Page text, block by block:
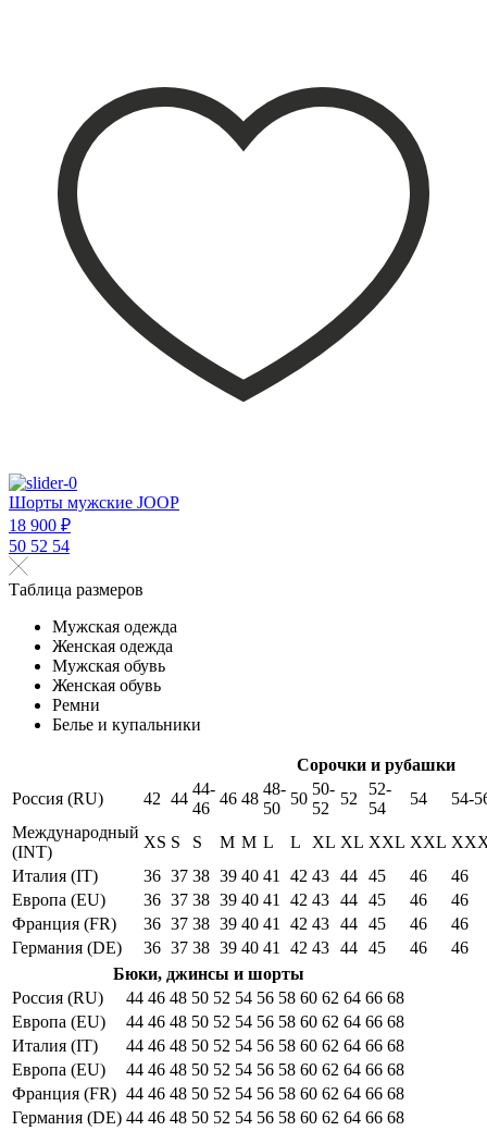
Шорты мужские JOOP
18 900 ₽
50 52 54
Таблица размеров
Мужская одежда
Женская одежда
Мужская обувь
Женская обувь
Ремни
Белье и купальники
Сорочки и рубашки
Россия (RU)
42 44
44-
46
46 48
48-
50
50
50-
52
52
52-
54
54
54-
Международный
(INT)
XS S S M M L L XL XL XXL XXL
Италия (IT)
36 37 38 39 40 41 42 43 44 45 46
46
Европа (EU)
36 37 38 39 40 41 42 43 44 45 46
46
Франция (FR)
36 37 38 39 40 41 42 43 44 45 46
46
Германия (DE)
36 37 38 39 40 41 42 43 44 45 46
46
Бюки, джинсы и шорты
Россия (RU)
44 46 48 50 52 54 56 58 60 62 64 66 68
Европа (EU)
44 46 48 50 52 54 56 58 60 62 64 66 68
Италия (IT)
44 46 48 50 52 54 56 58 60 62 64 66 68
Европа (EU)
44 46 48 50 52 54 56 58 60 62 64 66 68
Франция (FR) 44 46 48 50 52 54 56 58 60 62 64 66 68
Германия (DE) 44 46 48 50 52 54 56 58 60 62 64 66 68